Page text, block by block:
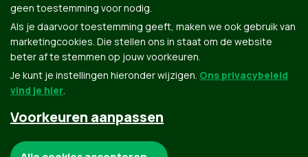
Alle kandidaten uit Tongeren-Borgloon
Groen.be
geen toestemming voor nodig.
Als je daarvoor toestemming geeft, maken we ook gebruik van
marketingcookies. Die stellen ons in staat om de website
beter af te stemmen op jouw voorkeuren.
Je kunt je instellingen hieronder wijzigen. Ons privacybeleid
vind je hier.
Voorkeuren aanpassen